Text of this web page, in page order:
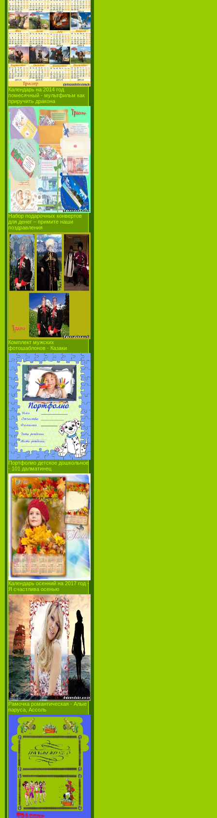
Календарь на 2014 год
помесячный - мультфильм как
приручить дракона
Набор подарочных конвертов
для денег – примите наши
поздравления
Комплект мужских
фотошаблонов - Казаки
Портфолио детское дошкольное
- 101 далматинец
Календарь осенний на 2017 год -
Я счастлива осенью
Рамочка романтическая - Алые
паруса, Ассоль